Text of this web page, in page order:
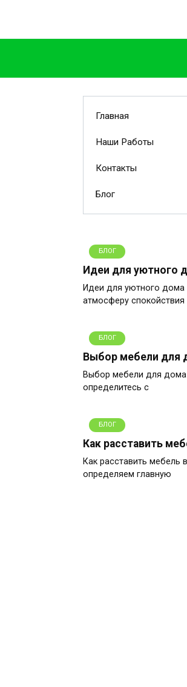
Главная
Наши Работы
Контакты
Блог
БЛОГ
Идеи для уютного
Идеи для уютного дома
атмосферу спокойствия
БЛОГ
Выбор мебели для
Выбор мебели для
определитесь с
БЛОГ
Как расставить
Как расставить мебель
определяем главную